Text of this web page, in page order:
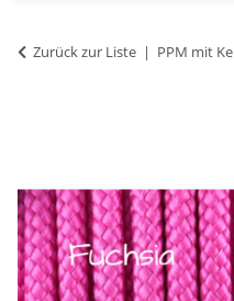
Zurück zur Liste PPM mit